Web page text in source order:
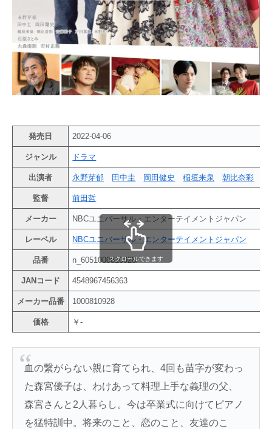
発売日 2022-04-06
ジャンル ドラマ
出演者 永野芽郁 田中圭 岡田健史 稲垣来泉 朝比奈彩
監督 前田哲
メーカー NBCユニバーサル・エンターテイメントジャパン
レーベル NBCユニバーサル・エンターテイメントジャパン
品番 n_6051000810928r
JANコード 4548967456363
メーカー品番 1000810928
価格 ￥-
スクロールできます
血の繋がらない親に育てられ、4回も苗字が変わっ
た森宮優子は、わけあって料理上手な義理の父、
森宮さんと2人暮らし。今は卒業式に向けてピアノ
を猛特訓中。将来のこと、恋のこと、友達のこ